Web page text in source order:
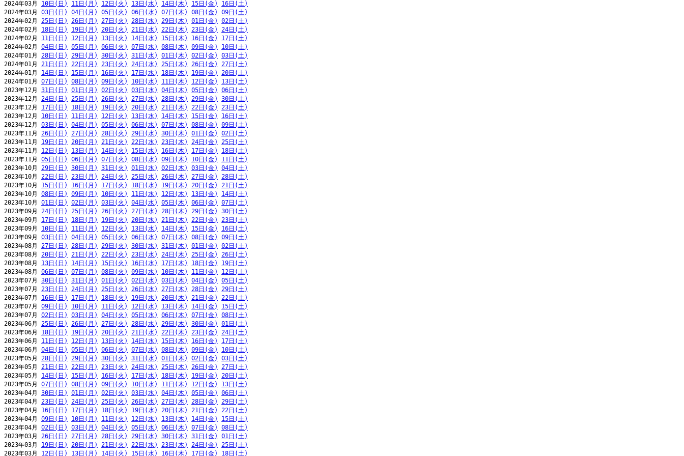
2024年03月 10日(日) 11日(月) 12日(火) 13日(水) 14日(木) 15日(金)
16日(土)
2024年03月 03日(日) 04日(月) 05日(火) 06日(水) 07日(木) 08日(金)
09日(土)
2024年02月 25日(日) 26日(月) 27日(火) 28日(水) 29日(木) 01日(金)
02日(土)
2024年02月 18日(日) 19日(月) 20日(火) 21日(水) 22日(木) 23日(金)
24日(土)
2024年02月 11日(日) 12日(月) 13日(火) 14日(水) 15日(木) 16日(金)
17日(土)
2024年02月 04日(日) 05日(月) 06日(火) 07日(水) 08日(木) 09日(金)
10日(土)
2024年01月 28日(日) 29日(月) 30日(火) 31日(水) 01日(木) 02日(金)
03日(土)
2024年01月 21日(日) 22日(月) 23日(火) 24日(水) 25日(木) 26日(金)
27日(土)
2024年01月 14日(日) 15日(月) 16日(火) 17日(水) 18日(木) 19日(金)
20日(土)
2024年01月 07日(日) 08日(月) 09日(火) 10日(水) 11日(木) 12日(金)
13日(土)
2023年12月 31日(日) 01日(月) 02日(火) 03日(水) 04日(木) 05日(金)
06日(土)
2023年12月 24日(日) 25日(月) 26日(火) 27日(水) 28日(木) 29日(金)
30日(土)
2023年12月 17日(日) 18日(月) 19日(火) 20日(水) 21日(木) 22日(金)
23日(土)
2023年12月 10日(日) 11日(月) 12日(火) 13日(水) 14日(木) 15日(金)
16日(土)
2023年12月 03日(日) 04日(月) 05日(火) 06日(水) 07日(木) 08日(金)
09日(土)
2023年11月 26日(日) 27日(月) 28日(火) 29日(水) 30日(木) 01日(金)
02日(土)
2023年11月 19日(日) 20日(月) 21日(火) 22日(水) 23日(木) 24日(金)
25日(土)
2023年11月 12日(日) 13日(月) 14日(火) 15日(水) 16日(木) 17日(金)
18日(土)
2023年11月 05日(日) 06日(月) 07日(火) 08日(水) 09日(木) 10日(金)
11日(土)
2023年10月 29日(日) 30日(月) 31日(火) 01日(水) 02日(木) 03日(金)
04日(土)
2023年10月 22日(日) 23日(月) 24日(火) 25日(水) 26日(木) 27日(金)
28日(土)
2023年10月 15日(日) 16日(月) 17日(火) 18日(水) 19日(木) 20日(金)
21日(土)
2023年10月 08日(日) 09日(月) 10日(火) 11日(水) 12日(木) 13日(金)
14日(土)
2023年10月 01日(日) 02日(月) 03日(火) 04日(水) 05日(木) 06日(金)
07日(土)
2023年09月 24日(日) 25日(月) 26日(火) 27日(水) 28日(木) 29日(金)
30日(土)
2023年09月 17日(日) 18日(月) 19日(火) 20日(水) 21日(木) 22日(金)
23日(土)
2023年09月 10日(日) 11日(月) 12日(火) 13日(水) 14日(木) 15日(金)
16日(土)
2023年09月 03日(日) 04日(月) 05日(火) 06日(水) 07日(木) 08日(金)
09日(土)
2023年08月 27日(日) 28日(月) 29日(火) 30日(水) 31日(木) 01日(金)
02日(土)
2023年08月 20日(日) 21日(月) 22日(火) 23日(水) 24日(木) 25日(金)
26日(土)
2023年08月 13日(日) 14日(月) 15日(火) 16日(水) 17日(木) 18日(金)
19日(土)
2023年08月 06日(日) 07日(月) 08日(火) 09日(水) 10日(木) 11日(金)
12日(土)
2023年07月 30日(日) 31日(月) 01日(火) 02日(水) 03日(木) 04日(金)
05日(土)
2023年07月 23日(日) 24日(月) 25日(火) 26日(水) 27日(木) 28日(金)
29日(土)
2023年07月 16日(日) 17日(月) 18日(火) 19日(水) 20日(木) 21日(金)
22日(土)
2023年07月 09日(日) 10日(月) 11日(火) 12日(水) 13日(木) 14日(金)
15日(土)
2023年07月 02日(日) 03日(月) 04日(火) 05日(水) 06日(木) 07日(金)
08日(土)
2023年06月 25日(日) 26日(月) 27日(火) 28日(水) 29日(木) 30日(金)
01日(土)
2023年06月 18日(日) 19日(月) 20日(火) 21日(水) 22日(木) 23日(金)
24日(土)
2023年06月 11日(日) 12日(月) 13日(火) 14日(水) 15日(木) 16日(金)
17日(土)
2023年06月 04日(日) 05日(月) 06日(火) 07日(水) 08日(木) 09日(金)
10日(土)
2023年05月 28日(日) 29日(月) 30日(火) 31日(水) 01日(木) 02日(金)
03日(土)
2023年05月 21日(日) 22日(月) 23日(火) 24日(水) 25日(木) 26日(金)
27日(土)
2023年05月 14日(日) 15日(月) 16日(火) 17日(水) 18日(木) 19日(金)
20日(土)
2023年05月 07日(日) 08日(月) 09日(火) 10日(水) 11日(木) 12日(金)
13日(土)
2023年04月 30日(日) 01日(月) 02日(火) 03日(水) 04日(木) 05日(金)
06日(土)
2023年04月 23日(日) 24日(月) 25日(火) 26日(水) 27日(木) 28日(金)
29日(土)
2023年04月 16日(日) 17日(月) 18日(火) 19日(水) 20日(木) 21日(金)
22日(土)
2023年04月 09日(日) 10日(月) 11日(火) 12日(水) 13日(木) 14日(金)
15日(土)
2023年04月 02日(日) 03日(月) 04日(火) 05日(水) 06日(木) 07日(金)
08日(土)
2023年03月 26日(日) 27日(月) 28日(火) 29日(水) 30日(木) 31日(金)
01日(土)
2023年03月 19日(日) 20日(月) 21日(火) 22日(水) 23日(木) 24日(金)
25日(土)
2023年03月 12日(日) 13日(月) 14日(火) 15日(水) 16日(木) 17日(金) 18日(土)